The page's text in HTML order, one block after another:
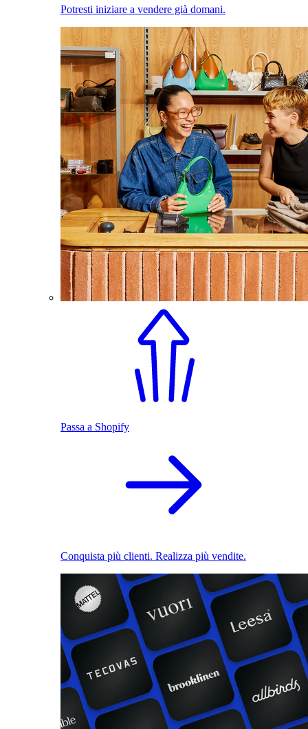
Potresti iniziare a vendere già domani.
Passa a Shopify
Conquista più clienti. Realizza più vendite.